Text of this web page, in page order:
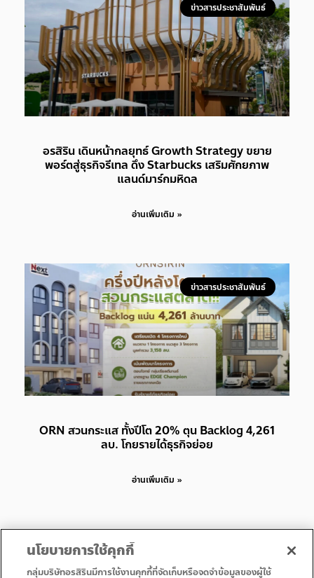
ข่าวสารประชาสัมพันธ์
อรสิริน เดินหน้ากลยุทธ์ Growth Strategy ขยาย
พอร์ตสู่ธุรกิจรีเทล ดึง Starbucks เสริมศักยภาพ
แลนด์มาร์กมหิดล
อ่านเพิ่มเติม »
ข่าวสารประชาสัมพันธ์
ORN สวนกระแส ทั้งปีโต 20% ตุน Backlog 4,261
ลบ. โกยรายได้ธุรกิจย่อย
อ่านเพิ่มเติม »
นโยบายการใช้คุกกี้
กลุ่มบริษัทอรสิรินมีการใช้งานคุกกี้ที่จัดเก็บหรือจดจำข้อมูลของผู้ใช้